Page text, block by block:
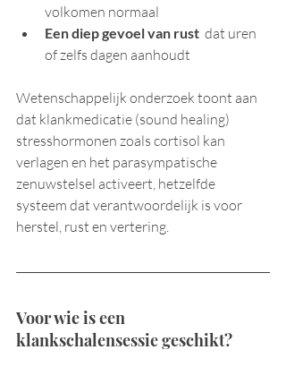
volkomen normaal
Een diep gevoel van rust dat uren
of zelfs dagen aanhoudt
Wetenschappelijk onderzoek toont aan
dat klankmedicatie (sound healing)
stresshormonen zoals cortisol kan
verlagen en het parasympatische
zenuwstelsel activeert, hetzelfde
systeem dat verantwoordelijk is voor
herstel, rust en vertering.
Voor wie is een
klankschalensessie geschikt?